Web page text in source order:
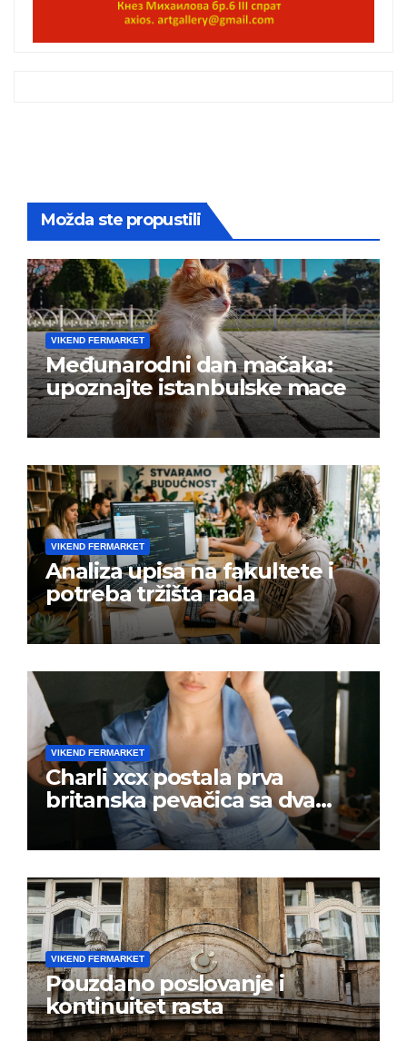
Možda ste propustili
VIKEND FERMARKET
Međunarodni dan mačaka:
upoznajte istanbulske mace
VIKEND FERMARKET
Analiza upisa na fakultete i
potreba tržišta rada
VIKEND FERMARKET
Charli xcx postala prva
britanska pevačica sa dva
albuma na prvom mestu u
istoj kalendarskoj godini
VIKEND FERMARKET
Pouzdano poslovanje i
kontinuitet rasta